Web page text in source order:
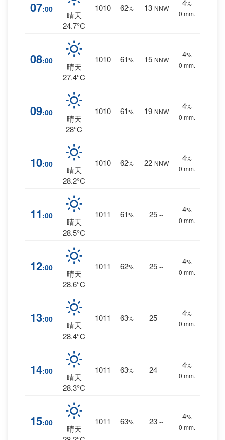
07:00
晴天
24.7°C
1010 62% 13 NNW
4%
0 mm.
08:00
晴天
27.4°C
1010 61% 15 NNW
4%
0 mm.
09:00
晴天
28°C
1010 61% 19 NNW
4%
0 mm.
10:00
晴天
28.2°C
1010 62% 22 NNW
4%
0 mm.
11 :00
晴天
28.5°C
1011 61% 25 --
4%
0 mm.
12:00
晴天
28.6°C
1011 62% 25 --
4%
0 mm.
13:00
晴天
28.4°C
1011 63% 25 --
4%
0 mm.
14:00
晴天
28.3°C
1011 63% 24 --
4%
0 mm.
15:00
晴天
1011 63% 23 --
4%
0 mm.